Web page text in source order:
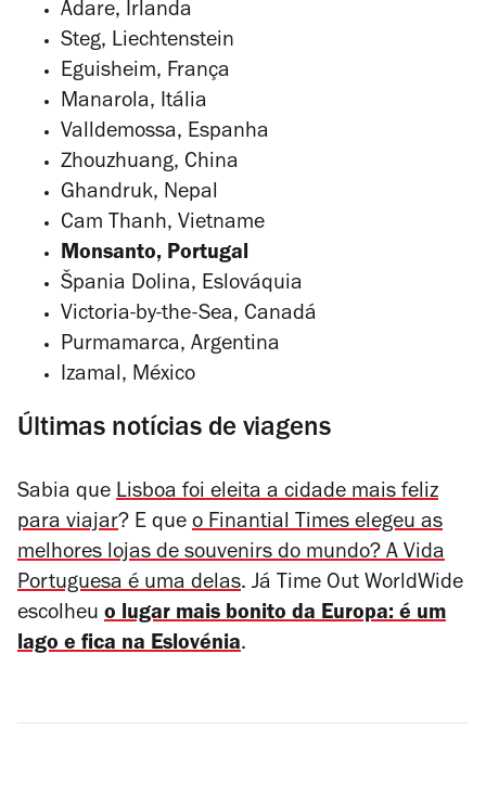
Adare, Irlanda
Steg, Liechtenstein
Eguisheim, França
Manarola, Itália
Valldemossa, Espanha
Zhouzhuang, China
Ghandruk, Nepal
Cam Thanh, Vietname
Monsanto, Portugal
Špania Dolina, Eslováquia
Victoria-by-the-Sea, Canadá
Purmamarca, Argentina
Izamal, México
Últimas notícias de viagens
Sabia que Lisboa foi eleita a cidade mais feliz
para viajar? E que o Finantial Times elegeu as
melhores lojas de souvenirs do mundo? A Vida
Portuguesa é uma delas. Já Time Out WorldWide
escolheu o lugar mais bonito da Europa: é um
lago e fica na Eslovénia.